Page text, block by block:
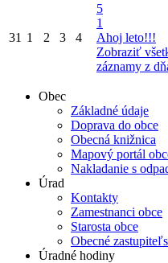
31 1 2 3 4
5
1
Ahoj leto!!!
Zobraziť
záznamy z
Obec
Základné údaje
Doprava do obce
Obecná knižnica
Mapový portál
Nakladanie s
Úrad
Kontakty
Zamestnanci obce
Starosta obce
Obecné
Úradné hodiny